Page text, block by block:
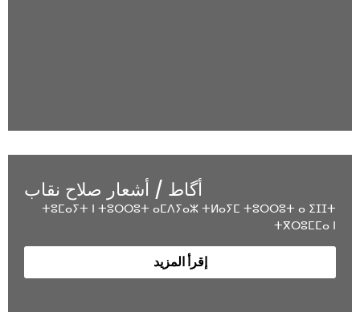
أگاط / أشعار صلاح نقاب
ⵜⵓⵎⴰⵢⵜ ⵏ ⵜⵓⵔⵔⵓⵜ ⴰⵎⴷⵢⴰⵣ ⵜⵍⴰⵢⵎ ⵜⵓⵔⵔⵓⵜ ⴰ ⵉⵊⵊⵜ
ⵜⴳⵔⵓⵎⵎⴰ ⵏ
إقرأ المزيد